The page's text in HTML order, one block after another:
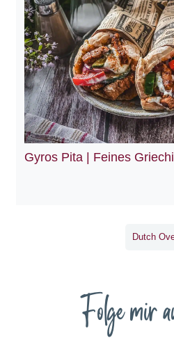
Gyros Pita | Feines
Dutch
Folge mir